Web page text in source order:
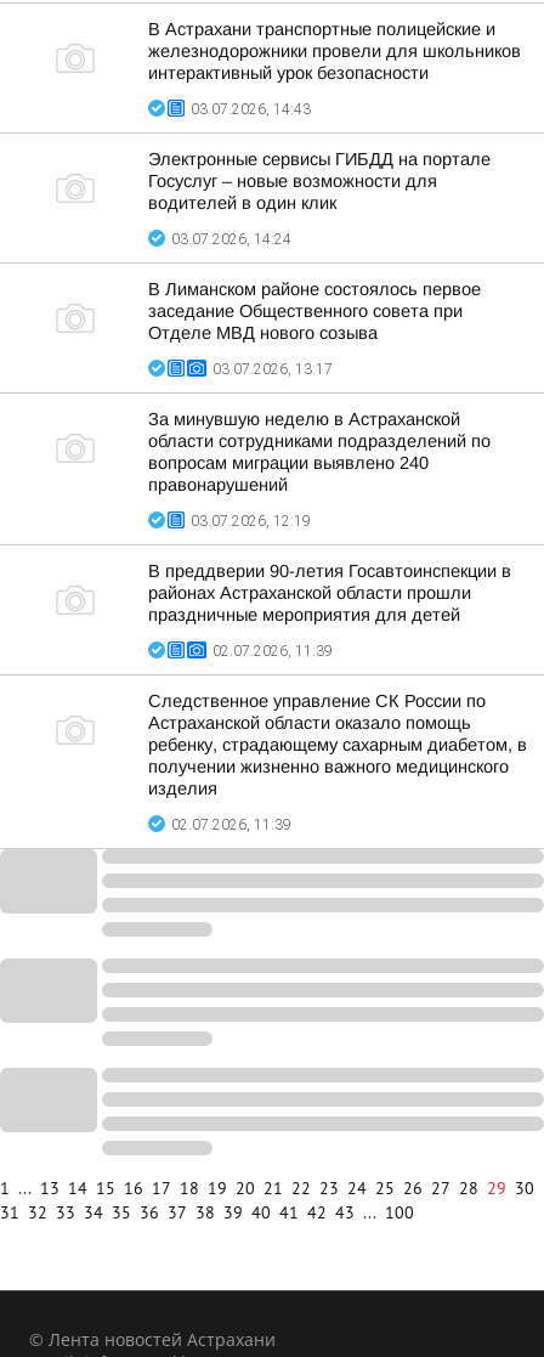
В Астрахани транспортные полицейские и
железнодорожники провели для школьников
интерактивный урок безопасности
03.07.2026, 14:43
Электронные сервисы ГИБДД на портале
Госуслуг – новые возможности для
водителей в один клик
03.07.2026, 14:24
В Лиманском районе состоялось первое
заседание Общественного совета при
Отделе МВД нового созыва
03.07.2026, 13:17
За минувшую неделю в Астраханской
области сотрудниками подразделений по
вопросам миграции выявлено 240
правонарушений
03.07.2026, 12:19
В преддверии 90-летия Госавтоинспекции в
районах Астраханской области прошли
праздничные мероприятия для детей
02.07.2026, 11:39
Следственное управление СК России по
Астраханской области оказало помощь
ребенку, страдающему сахарным диабетом, в
получении жизненно важного медицинского
изделия
02.07.2026, 11:39
1 ... 13 14 15 16 17 18 19 20 21 22 23 24 25 26 27 28 29 30
31 32 33 34 35 36 37 38 39 40 41 42 43 ... 100
© Лента новостей Астрахани